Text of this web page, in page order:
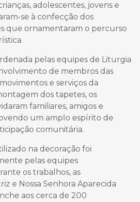
adolescentes, jovens e
se à confecção dos
que ornamentaram o percurso
pelas equipes de Liturgia
de membros das
e serviços da
dos tapetes, os
familiares, amigos e
um amplo espírito de
comunitária.
na decoração foi
pelas equipes
os trabalhos, as
e Nossa Senhora Aparecida
aos cerca de 200